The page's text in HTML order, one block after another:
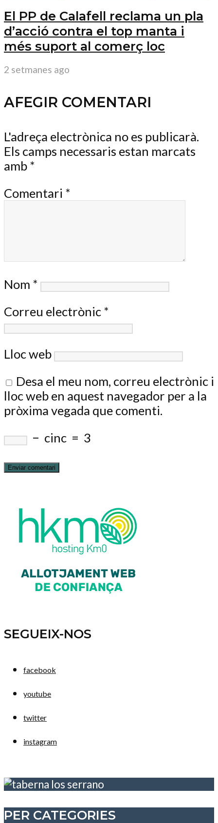
El PP de Calafell reclama un pla
d’acció contra el top manta i
més suport al comerç loc
2 setmanes ago
AFEGIR COMENTARI
L'adreça electrònica no es publicarà.
Els camps necessaris estan marcats
amb *
Comentari *
Nom *
Correu electrònic *
Lloc web
Desa el meu nom, correu electrònic i
lloc web en aquest navegador per a la
pròxima vegada que comenti.
− cinc = 3
SEGUEIX-NOS
facebook
youtube
twitter
instagram
PER CATEGORIES